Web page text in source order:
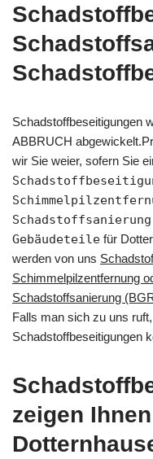
Schadstoffbeseitigungen
ABBRUCH
wir Sie weier, sofern Sie
Gebäudeteile für
werden von uns
Schimmelpilzentfernung
Schadstoffsanierung
Falls man sich zu uns
Schadstoffbeseitigungen
zeigen